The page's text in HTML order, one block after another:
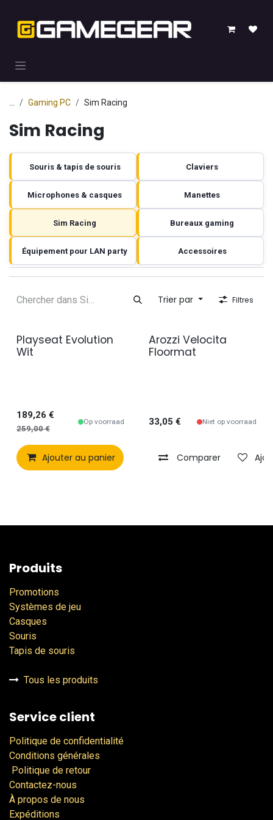
Gaming PC Sim Racing
Sim Racing
Souris & tapis de souris Claviers
Microphones & casques Manettes
Sim Racing Bureaux gaming
Équipement pour LAN party Accessoires
Trier par Filtres
Playseat Evolution
Wit
189,26 €
259,00€
Op voorraad
Ajouter au panier Comparer Ajouter
Arozzi Velocita
Floormat
33,05 € Niet op voorraad
Comparer
Produits
Promotions
Systèmes de jeu
Casques
Souris
Tapis de souris
Tous les produits
Service client
Politique de confidentialité
Conditions générales
Politique de retour
Contactez-nous
À propos de nous
Expéditions